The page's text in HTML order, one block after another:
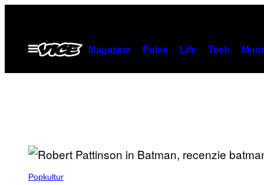
contentOpen
Menu
Magazine Pulse Life Tech
Popkultur